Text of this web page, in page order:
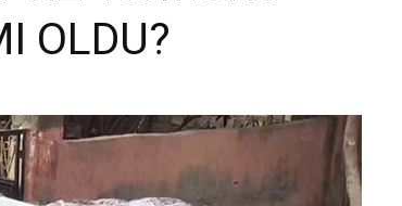
OLDU?